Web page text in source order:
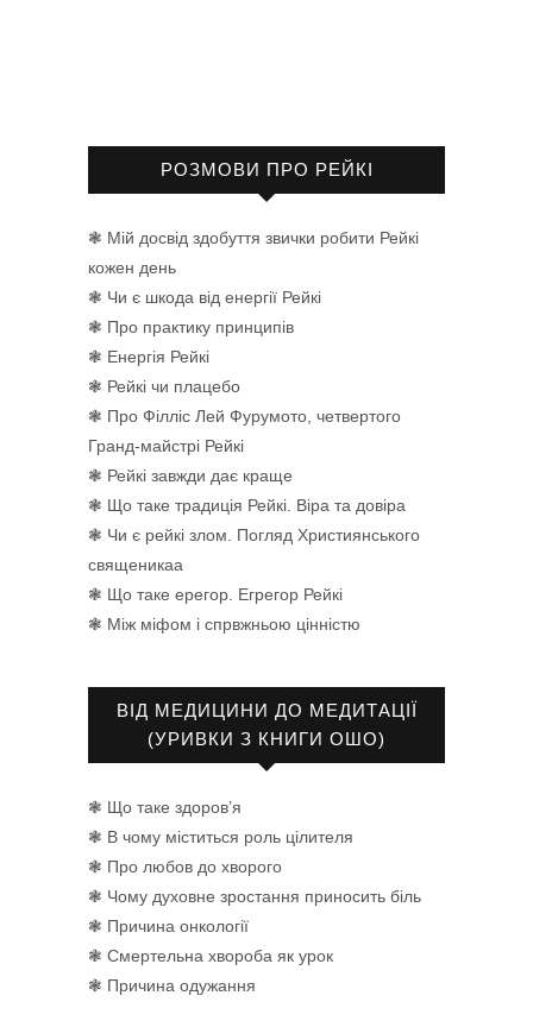
РОЗМОВИ ПРО РЕЙКІ
❃ Мій досвід здобуття звички робити Рейкі
кожен день
❃ Чи є шкода від енергії Рейкі
❃ Про практику принципів
❃ Енергія Рейкі
❃ Рейкі чи плацебо
❃ Про Філліс Лей Фурумото, четвертого
Гранд-майстрі Рейкі
❃ Рейкі завжди дає краще
❃ Що таке традиція Рейкі. Віра та довіра
❃ Чи є рейкі злом. Погляд Християнського
священикаа
❃ Що таке ерегор. Егрегор Рейкі
❃ Між міфом і спрвжньою цінністю
ВІД МЕДИЦИНИ ДО МЕДИТАЦІЇ
(УРИВКИ З КНИГИ ОШО)
❃ Що таке здоров’я
❃ В чому міститься роль цілителя
❃ Про любов до хворого
❃ Чому духовне зростання приносить біль
❃ Причина онкології
❃ Смертельна хвороба як урок
❃ Причина одужання